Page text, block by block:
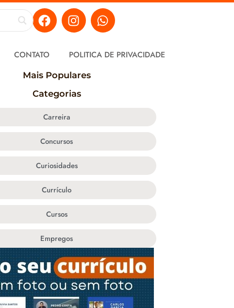
CONTATO POLITICA DE PRIVACIDADE
Mais Populares
Categorias
Carreira
Concursos
Curiosidades
Currículo
Cursos
Empregos